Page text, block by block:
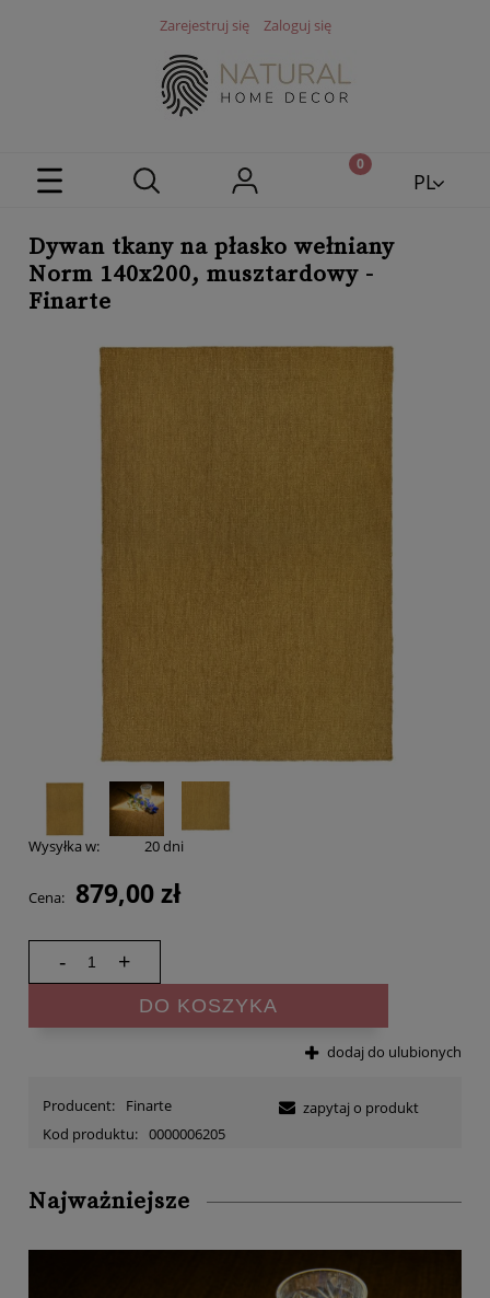
Zarejestruj się Zaloguj się
PL
Dywan tkany na płasko wełniany
Norm 140x200, musztardowy -
Finarte
Wysyłka w: 20 dni
Cena: 879,00 zł
- +
DO KOSZYKA
dodaj do ulubionych
Producent:
Finarte
Kod produktu: 0000006205
zapytaj o produkt
Najważniejsze